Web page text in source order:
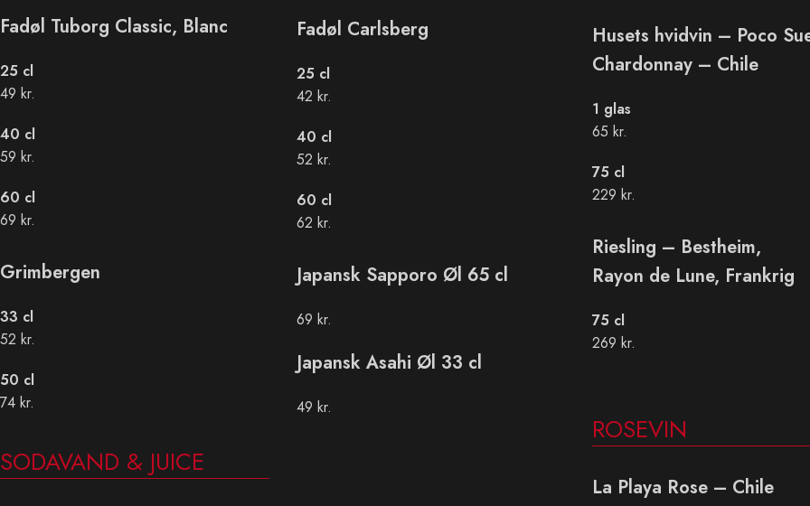
Fadøl Tuborg Classic, Blanc
25 cl
49 kr.
40 cl
59 kr.
60 cl
69 kr.
Grimbergen
33 cl
52 kr.
50 cl
74 kr.
Fadøl Carlsberg
25 cl
42 kr.
40 cl
52 kr.
60 cl
62 kr.
Japansk Sapporo Øl 65 cl
69 kr.
Japansk Asahi Øl 33 cl
49 kr.
SODAVAND & JUICE
Husets hvidvin – Poco
Chardonnay – Chile
1 glas
65 kr.
75 cl
229 kr.
Riesling – Bestheim,
Rayon de Lune, Frankrig
75 cl
269 kr.
ROSEVIN
La Playa Rose – Chile